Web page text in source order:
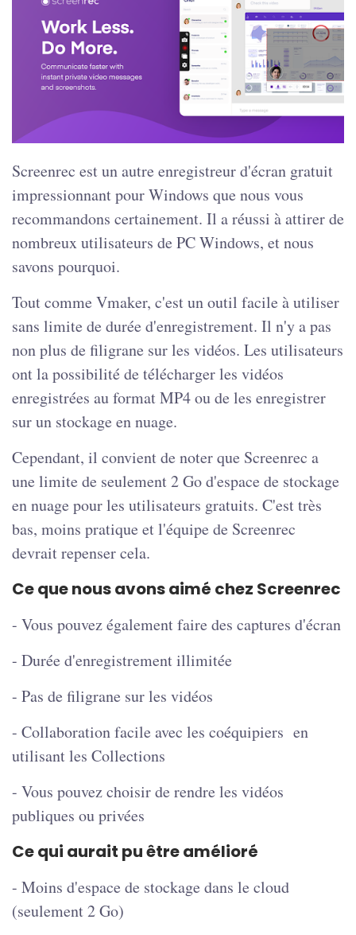
Screenrec est un autre enregistreur d'écran gratuit
impressionnant pour Windows que nous vous
recommandons certainement. Il a réussi à attirer de
nombreux utilisateurs de PC Windows, et nous
savons pourquoi.
Tout comme Vmaker, c'est un outil facile à utiliser
sans limite de durée d'enregistrement. Il n'y a pas
non plus de filigrane sur les vidéos. Les utilisateurs
ont la possibilité de télécharger les vidéos
enregistrées au format MP4 ou de les enregistrer
sur un stockage en nuage.
Cependant, il convient de noter que Screenrec a
une limite de seulement 2 Go d'espace de stockage
en nuage pour les utilisateurs gratuits. C'est très
bas, moins pratique et l'équipe de Screenrec
devrait repenser cela.
Ce que nous avons aimé chez Screenrec
- Vous pouvez également faire des captures d'écran
- Durée d'enregistrement illimitée
- Pas de filigrane sur les vidéos
- Collaboration facile avec les coéquipiers en
utilisant les Collections
- Vous pouvez choisir de rendre les vidéos
publiques ou privées
Ce qui aurait pu être amélioré
- Moins d'espace de stockage dans le cloud
(seulement 2 Go)